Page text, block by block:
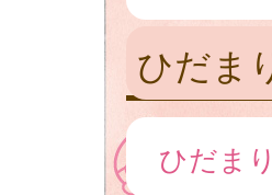
ひだま
ひだま